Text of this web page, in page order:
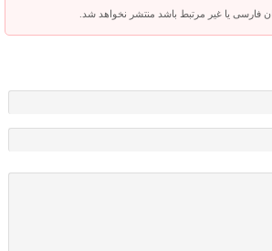
فارسی یا غیر مرتبط باشد منتشر نخواهد شد.